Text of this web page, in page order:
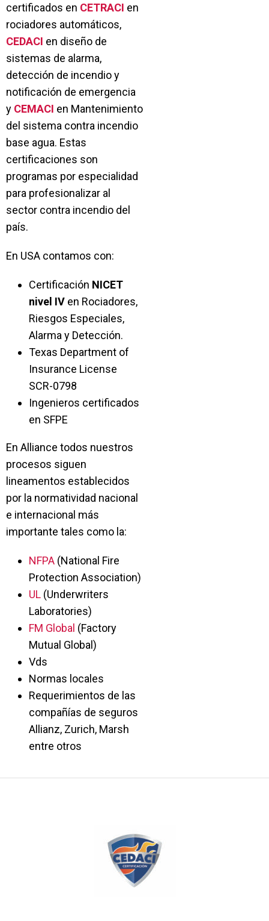
certificados en CETRACI en
rociadores automáticos,
CEDACI en diseño de
sistemas de alarma,
detección de incendio y
notificación de emergencia
y CEMACI en Mantenimiento
del sistema contra incendio
base agua. Estas
certificaciones son
programas por especialidad
para profesionalizar al
sector contra incendio del
país.
En USA contamos con:
Certificación NICET
nivel IV en Rociadores,
Riesgos Especiales,
Alarma y Detección.
Texas Department of
Insurance License
SCR-0798
Ingenieros certificados
en SFPE
En Alliance todos nuestros
procesos siguen
lineamentos establecidos
por la normatividad nacional
e internacional más
importante tales como la:
NFPA (National Fire
Protection Association)
UL (Underwriters
Laboratories)
FM Global (Factory
Mutual Global)
Vds
Normas locales
Requerimientos de las
compañías de seguros
Allianz, Zurich, Marsh
entre otros